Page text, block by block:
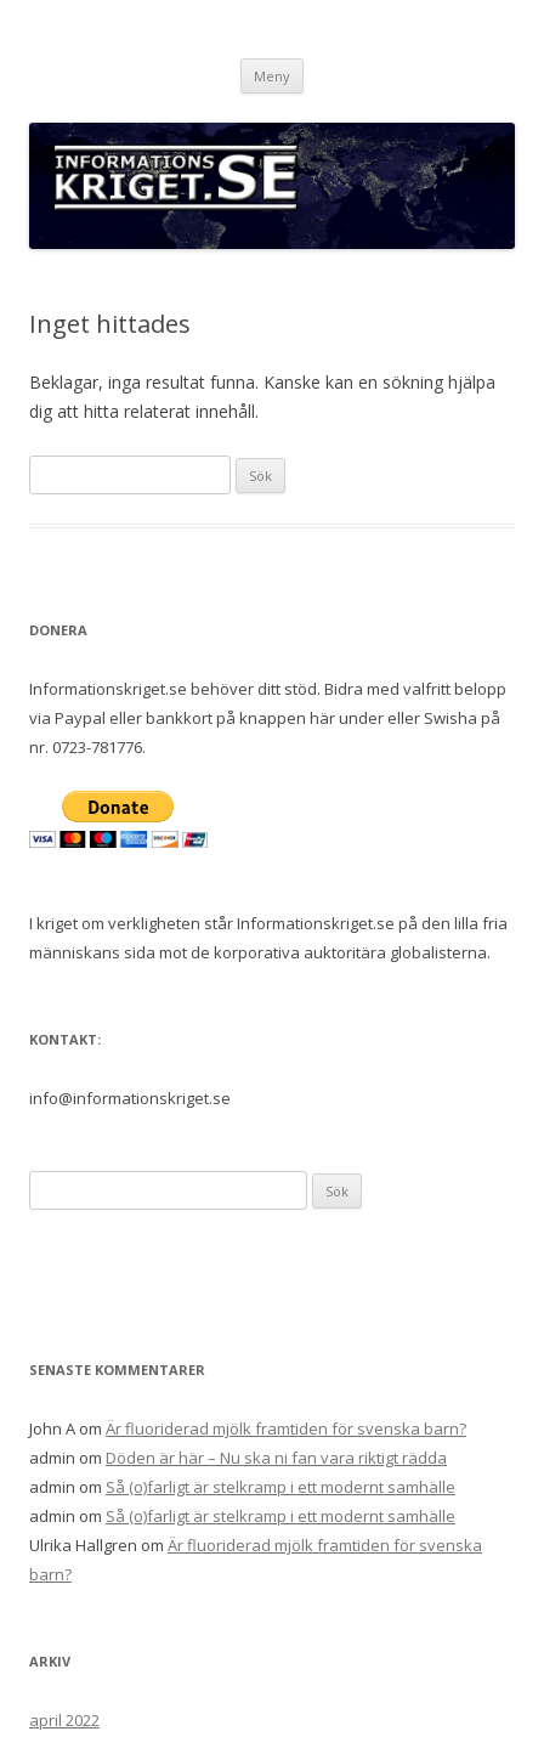
Meny
Inget hittades
Beklagar, inga resultat funna. Kanske kan en sökning hjälpa
dig att hitta relaterat innehåll.
efter:
DONERA
Informationskriget.se behöver ditt stöd. Bidra med valfritt belopp
via Paypal eller bankkort på knappen här under eller Swisha på
nr. 0723-781776.
I kriget om verkligheten står Informationskriget.se på den lilla fria
människans sida mot de korporativa auktoritära globalisterna.
KONTAKT:
info@informationskriget.se
efter:
SENASTE KOMMENTARER
John A om Är fluoriderad mjölk framtiden för svenska barn?
admin om Döden är här – Nu ska ni fan vara riktigt rädda
admin om Så (o)farligt är stelkramp i ett modernt samhälle
admin om Så (o)farligt är stelkramp i ett modernt samhälle
Ulrika Hallgren om Är fluoriderad mjölk framtiden för svenska
barn?
ARKIV
april 2022